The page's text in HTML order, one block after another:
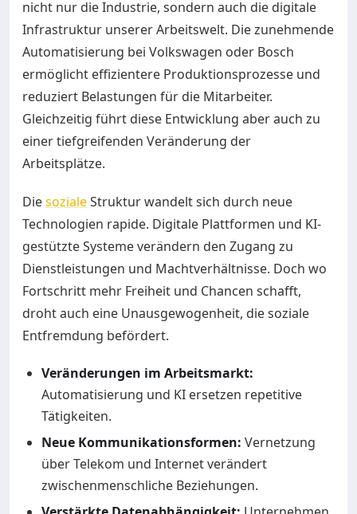
nicht nur die Industrie, sondern auch die digitale
Infrastruktur unserer Arbeitswelt. Die zunehmende
Automatisierung bei Volkswagen oder Bosch
ermöglicht effizientere Produktionsprozesse und
reduziert Belastungen für die Mitarbeiter.
Gleichzeitig führt diese Entwicklung aber auch zu
einer tiefgreifenden Veränderung der
Arbeitsplätze.
DiesozialeStruktur wandelt sich durch neue
Technologien rapide. Digitale Plattformen und KI-
gestützte Systeme verändern den Zugang zu
Dienstleistungen und Machtverhältnisse. Doch wo
Fortschritt mehr Freiheit und Chancen schafft,
droht auch eine Unausgewogenheit, die soziale
Entfremdung befördert.
Veränderungen im Arbeitsmarkt:
Automatisierung und KI ersetzen repetitive
Tätigkeiten.
Neue Kommunikationsformen: Vernetzung
über Telekom und Internet verändert
zwischenmenschliche Beziehungen.